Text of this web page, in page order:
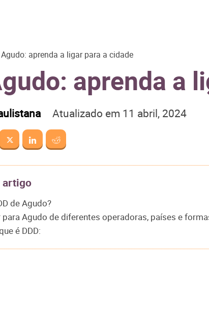
aprenda a ligar para a cidade
aprenda a
Atualizado em 11 abril, 2024
artigo
de Agudo?
Agudo de diferentes operadoras, países e
é DDD: